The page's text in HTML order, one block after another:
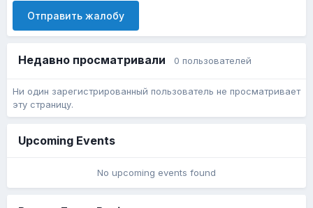
Отправить жалобу
Недавно просматривали 0 пользователей
Ни один зарегистрированный пользователь не просматривает
эту страницу.
Upcoming Events
No upcoming events found